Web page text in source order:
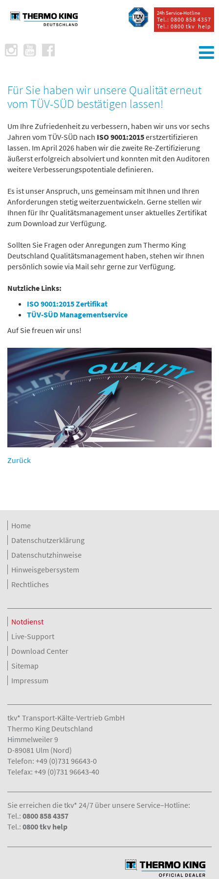
24h Service-Hotline
Tel.: 0800 858 4357
Tel.: 0800 tkv help
Für Sie haben wir unsere Qualität erneut
vom TÜV-SÜD bestätigen lassen!
Um Ihre Zufriedenheit zu verbessern, haben wir uns vor sechs
Jahren vom TÜV-SÜD nach ISO 9001:2015erstzertifizieren
lassen. Im April 2026 haben wir die zweite Re-Zertifizierung
äußerst erfolgreich absolviert und konnten mit den Auditoren
weitere Verbesserungspotentiale definieren.
Es ist unser Anspruch, uns gemeinsam mit Ihnen und Ihren
Anforderungen stetig weiterzuentwickeln. Gerne stellen wir
Ihnen für Ihr Qualitätsmanagement unser aktuelles Zertifikat
zum Download zur Verfügung.
Sollten Sie Fragen oder Anregungen zum Thermo King
Deutschland Qualitätsmanagement haben, stehen wir Ihnen
persönlich sowie via Mail sehr gerne zur Verfügung.
Nutzliche Links:
ISO 9001:2015 Zertifikat
TÜV-SÜD Managementservice
Auf Sie freuen wir uns!
Zurück
Home
Datenschutzerklärung
Datenschutzhinweise
Hinweisgebersystem
Rechtliches
Notdienst
Live-Support
Download Center
Sitemap
Impressum
tkv* Transport-Kälte-Vertrieb GmbH
Thermo King Deutschland
Himmelweiler 9
D-89081 Ulm (Nord)
Telefon: +49 (0)731 96643-0
Telefax: +49 (0)731 96643-40
Sie erreichen die tkv* 24/7 über unsere Service–Hotline:
Tel.: 0800 858 4357
Tel.: 0800 tkv help